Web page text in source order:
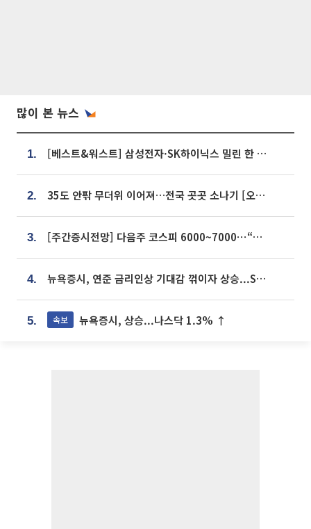
많이 본 뉴스
1. [베스트&워스트] 삼성전자·SK하이닉스 밀린 한 주…상상인증권은 85% 급등
2. 35도 안팎 무더위 이어져…전국 곳곳 소나기 [오늘 날씨]
3. [주간증시전망] 다음주 코스피 6000~7000⋯“外人 수급은 정책이 변수”
4. 뉴욕증시, 연준 금리인상 기대감 꺾이자 상승...S&P500 사상 최고치 [종합]
5. 속보 뉴욕증시, 상승...나스닥 1.3% ↑